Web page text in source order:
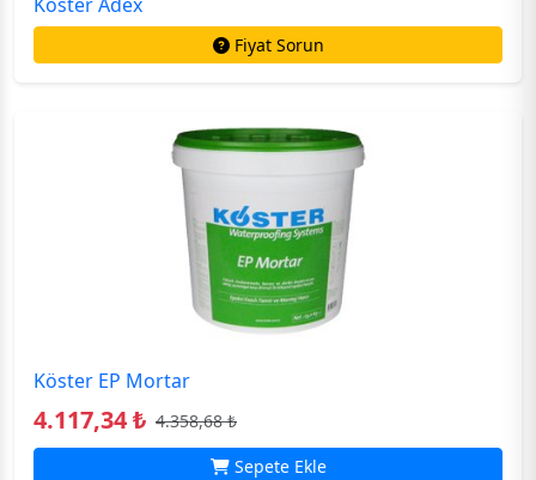
Fiyat Sorun
Köster EP Mortar
4.117,34 ₺ 4.358,68 ₺
Sepete Ekle